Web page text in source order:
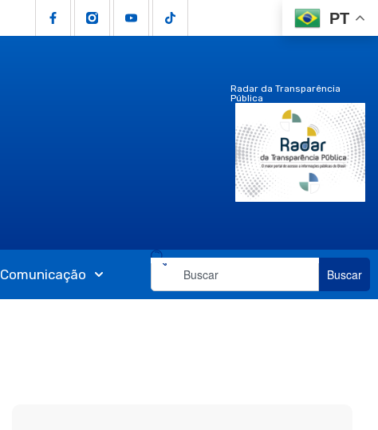
PT
Radar da Transparência
Pública
Comunicação Buscar